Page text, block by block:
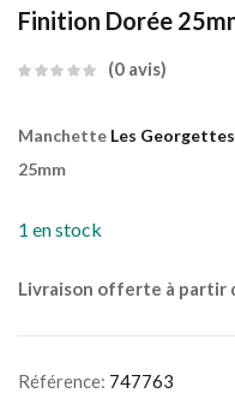
Finition Dorée
0 avis
Manchette Les Georgettes
25mm
1 en stock
Livraison offerte à partir
Référence: 747763